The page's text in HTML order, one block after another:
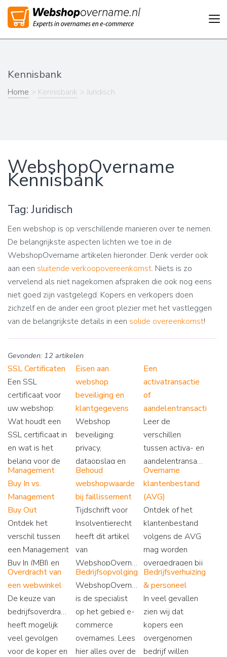
Kennisbank
Home > Kennisbank > Juridisch
WebshopOvername
Kennisbank
Tag: Juridisch
Een webshop is op verschillende manieren over te nemen.
De belangrijkste aspecten lichten we toe in de
WebshopOvername artikelen hieronder. Denk verder ook
aan een sluitende verkoopovereenkomst. Niets is zo
vervelend als niet nagekomen afspraken die ook nog eens
niet goed zijn vastgelegd. Kopers en verkopers doen
zichzelf en de ander een groot plezier met het vastleggen
van de belangrijkste details in een solide overeenkomst!
Gevonden: 12 artikelen
SSL Certificaten
Een SSL
certificaat voor
uw webshop:
Wat houdt een
SSL certificaat in
en wat is het
belang voor de
veiligheid, SEO
en het
klantvertrouwen?
Eisen aan
webshop
beveiliging en
klantgegevens
Webshop
beveiliging:
privacy,
dataopslag en
wettelijke eisen
uitgelegd
Een
activatransactie
of
aandelentransactie
Leer de
verschillen
tussen activa- en
aandelentransacties
bij
webshopovernames.
Inzicht in risico’s,
fiscaliteit en de
beste keuze per
situatie.
Management
Buy In vs.
Management
Buy Out
Ontdek het
verschil tussen
een Management
Buy In (MBI) en
Management Buy
Out (MBO) bij
webshopovernames.
Inclusief risico’s,
financiering en
praktische
Behoud
webshopwaarde
bij faillissement
Tijdschrift voor
Insolventierecht
heeft dit artikel
van
WebshopOvername
op 24 april 2019
gepubliceerd in
hun magazine.
Lees onze tips
voor curatoren.
Overname
klantenbestand
(AVG)
Ontdek of het
klantenbestand
volgens de AVG
mag worden
overgedragen bij
een
bedrijfsovername,
welke
grondslagen
gelden en
wanneer
Overdracht van
een webwinkel
De keuze van
bedrijfsoverdracht
heeft mogelijk
veel gevolgen
voor de koper en
Bedrijfsopvolgingsregeling
WebshopOvername.nl
is de specialist
op het gebied e-
commerce
overnames. Lees
hier alles over de
Bedrijfsverhuizing
& personeel
In veel gevallen
zien wij dat
kopers een
overgenomen
bedrijf willen